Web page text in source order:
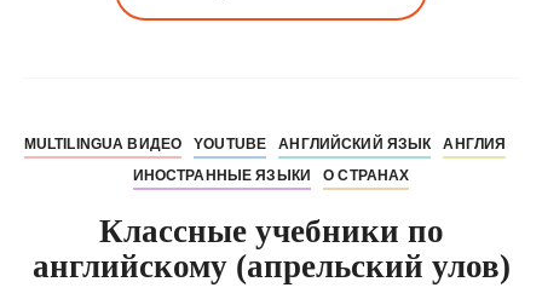
MULTILINGUA ВИДЕО YOUTUBE АНГЛИЙСКИЙ ЯЗЫК
АНГЛИЯ
ИНОСТРАННЫЕ ЯЗЫКИ
О СТРАНАХ
Классные учебники по
английскому (апрельский улов)